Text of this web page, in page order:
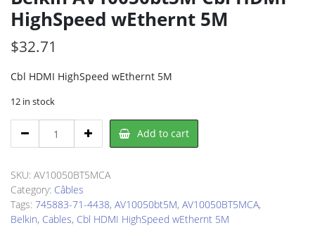
HighSpeed wEthernt 5M
$32.71
Cbl HDMI HighSpeed wEthernt 5M
12 in stock
AV10050bt5M
HDMI
HighSpeed
wEthernt
5M
Add to cart
SKU: AV10050BT5MCA
Category: Câbles
Tags: 745883-71-4438, AV10050bt5M, AV10050BT5MCA,
Belkin, Cables, Cbl HDMI HighSpeed wEthernt 5M